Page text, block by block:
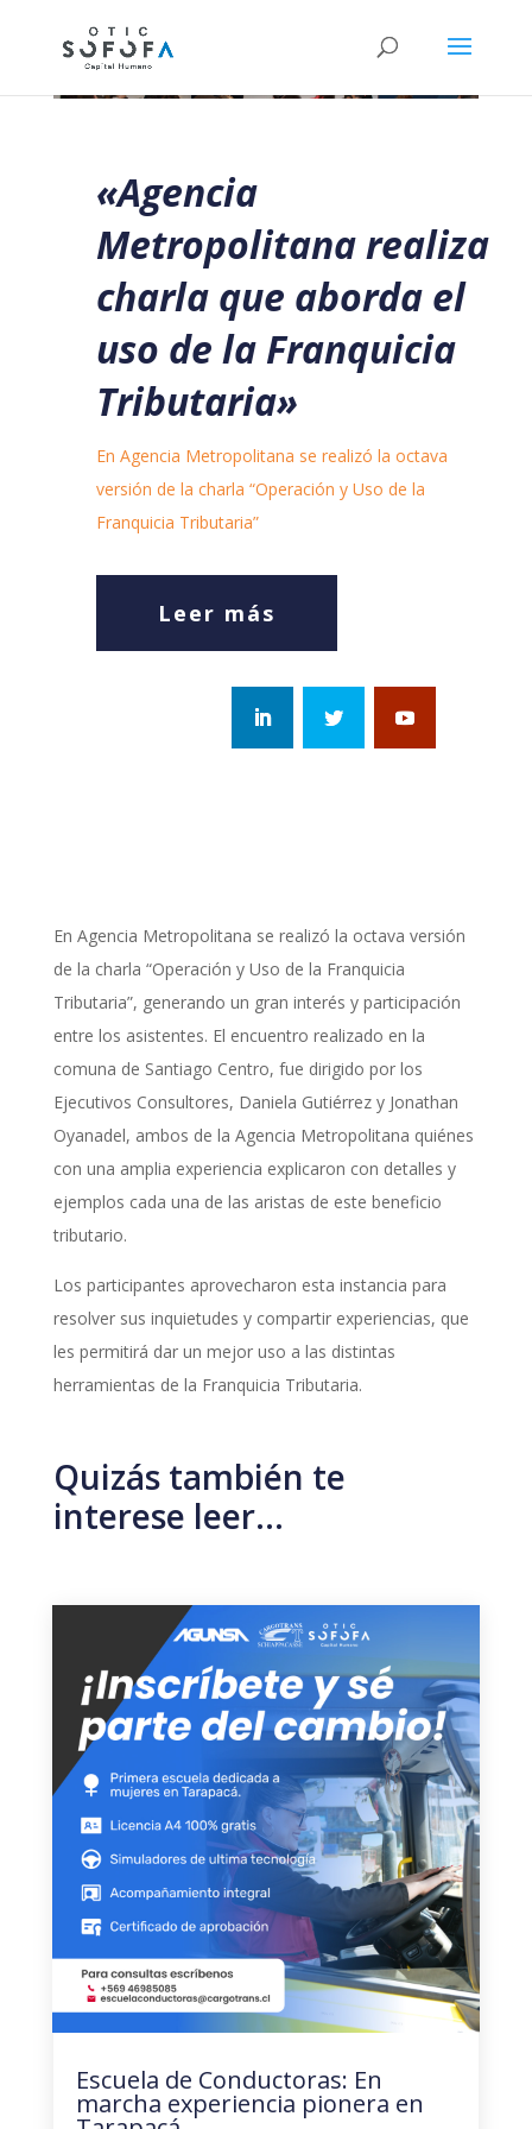
«Agencia
Metropolitana realiza
charla que aborda el
uso de la Franquicia
Tributaria»
En Agencia Metropolitana se realizó la octava
versión de la charla “Operación y Uso de la
Franquicia Tributaria”
Leer más
En Agencia Metropolitana se realizó la octava versión
de la charla “Operación y Uso de la Franquicia
Tributaria”, generando un gran interés y participación
entre los asistentes. El encuentro realizado en la
comuna de Santiago Centro, fue dirigido por los
Ejecutivos Consultores, Daniela Gutiérrez y Jonathan
Oyanadel, ambos de la Agencia Metropolitana quiénes
con una amplia experiencia explicaron con detalles y
ejemplos cada una de las aristas de este beneficio
tributario.
Los participantes aprovecharon esta instancia para
resolver sus inquietudes y compartir experiencias, que
les permitirá dar un mejor uso a las distintas
herramientas de la Franquicia Tributaria.
Quizás también te
interese leer…
Escuela de Conductoras: En
marcha experiencia pionera en